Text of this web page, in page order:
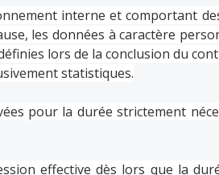
interne et comportant
les données à caractère
lors de la conclusion du
statistiques.
pour la durée strictement
effective dès lors que la